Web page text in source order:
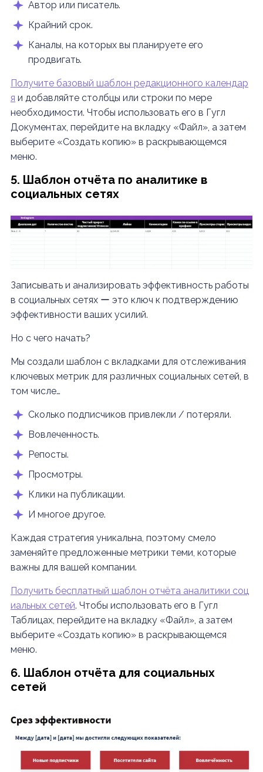
Автор или писатель.
Крайний срок.
Каналы, на которых вы планируете его
продвигать.
Получите базовый шаблон редакционного календар
я и добавляйте столбцы или строки по мере
необходимости. Чтобы использовать его в Гугл
Документах, перейдите на вкладку «Файл», а затем
выберите «Создать копию» в раскрывающемся
меню.
5. Шаблон отчёта по аналитике в
социальных сетях
Записывать и анализировать эффективность работы
в социальных сетях ー это ключ к подтверждению
эффективности ваших усилий.
Но с чего начать?
Мы создали шаблон с вкладками для отслеживания
ключевых метрик для различных социальных сетей, в
том числе…
Сколько подписчиков привлекли / потеряли.
Вовлеченность.
Репосты.
Просмотры.
Клики на публикации.
И многое другое.
Каждая стратегия уникальна, поэтому смело
заменяйте предложенные метрики теми, которые
важны для вашей компании.
Получить бесплатный шаблон отчёта аналитики соц
иальных сетей. Чтобы использовать его в Гугл
Таблицах, перейдите на вкладку «Файл», а затем
выберите «Создать копию» в раскрывающемся
меню.
6. Шаблон отчёта для социальных
сетей